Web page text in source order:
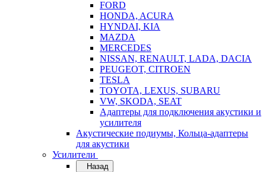
FORD
HONDA, ACURA
HYNDAI, KIA
MAZDA
MERCEDES
NISSAN, RENAULT, LADA, DACIA
PEUGEOT, CITROEN
TESLA
TOYOTA, LEXUS, SUBARU
VW, SKODA, SEAT
Адаптеры для подключения акустики и
усилителя
Акустические подиумы, Кольца-адаптеры
для акустики
Усилители
Назад